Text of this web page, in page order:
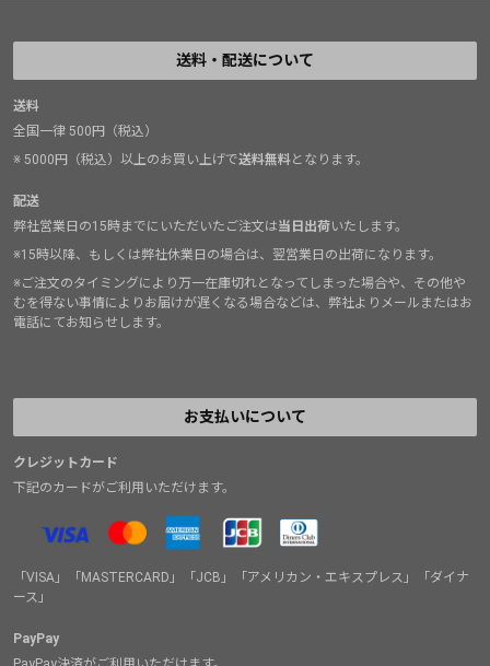
送料・配送について
送料
全国一律 500円（税込）
※ 5000円（税込）以上のお買い上げで送料無料となります。
配送
弊社営業日の15時までにいただいたご注文は当日出荷いたします。
※15時以降、もしくは弊社休業日の場合は、翌営業日の出荷になります。
※ご注文のタイミングにより万一在庫切れとなってしまった場合や、その他や
むを得ない事情によりお届けが遅くなる場合などは、弊社よりメールまたはお
電話にてお知らせします。
お支払いについて
クレジットカード
下記のカードがご利用いただけます。
「VISA」「MASTERCARD」「JCB」「アメリカン・エキスプレス」「ダイナ
ース」
PayPay